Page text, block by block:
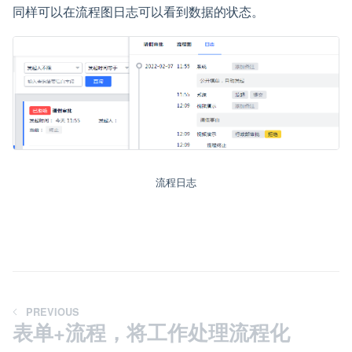
同样可以在流程图日志可以看到数据的状态。
流程日志
PREVIOUS
表单+流程，将工作处理流程化